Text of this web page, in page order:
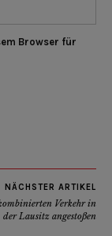
Browser für
NÄCHSTER ARTIKEL
Verkehr in
der Lausitz angestoßen